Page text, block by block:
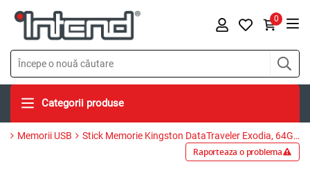
0
Categorii produse
Memorii USB Stick Memorie Kingston DataTraveler Exodia, 64GB, USB 3.2 Gen 1, Black
Raporteaza o problema